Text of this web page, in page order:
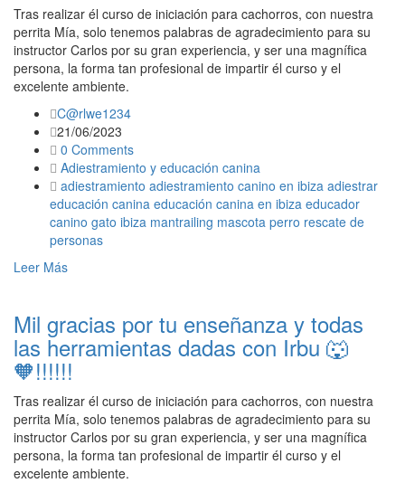
Tras realizar él curso de iniciación para cachorros, con nuestra
perrita Mía, solo tenemos palabras de agradecimiento para su
instructor Carlos por su gran experiencia, y ser una magnífica
persona, la forma tan profesional de impartir él curso y el
excelente ambiente.
C@rlwe1234
21/06/2023
0 Comments
Adiestramiento y educación canina
adiestramiento adiestramiento canino en ibiza adiestrar
educación canina educación canina en ibiza educador
canino gato ibiza mantrailing mascota perro rescate de
personas
Leer Más
Mil gracias por tu enseñanza y todas
las herramientas dadas con Irbu 🐺
🧡!!!!!!
Tras realizar él curso de iniciación para cachorros, con nuestra
perrita Mía, solo tenemos palabras de agradecimiento para su
instructor Carlos por su gran experiencia, y ser una magnífica
persona, la forma tan profesional de impartir él curso y el
excelente ambiente.